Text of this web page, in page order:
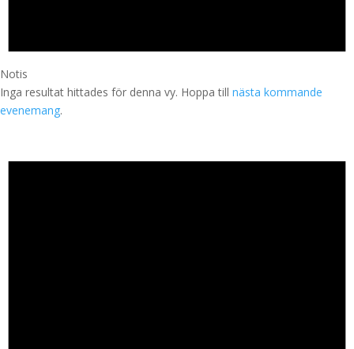
Notis
Inga resultat hittades för denna vy. Hoppa till nästa kommande
evenemang.